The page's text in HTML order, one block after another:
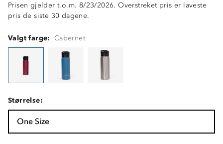
Prisen gjelder t.o.m. 8/23/2026. Overstreket pris er laveste
pris de siste 30 dagene.
Valgt farge: Cabernet
Størrelse:
One Size